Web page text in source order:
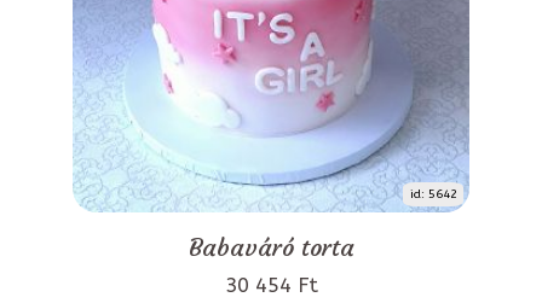
id: 5642
Babaváró torta
30 454 Ft